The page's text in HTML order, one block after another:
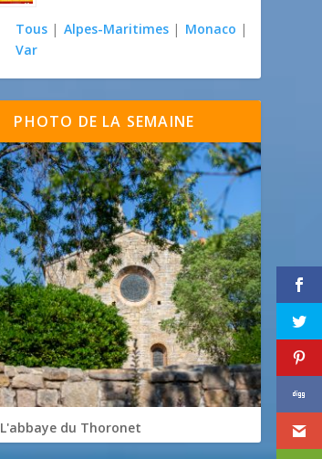
Tous | Alpes-Maritimes | Monaco |
Var
PHOTO DE LA SEMAINE
L'abbaye du Thoronet